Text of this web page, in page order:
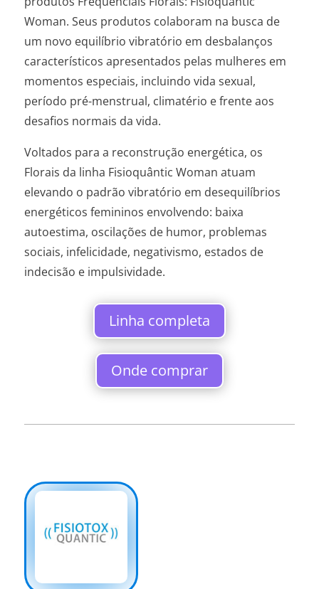
Woman. Seus produtos colaboram na busca de
um novo equilíbrio vibratório em desbalanços
característicos apresentados pelas mulheres em
momentos especiais, incluindo vida sexual,
período pré-menstrual, climatério e frente aos
desafios normais da vida.
Voltados para a reconstrução energética, os
Florais da linha Fisioquântic Woman atuam
elevando o padrão vibratório em desequilíbrios
energéticos femininos envolvendo: baixa
autoestima, oscilações de humor, problemas
sociais, infelicidade, negativismo, estados de
indecisão e impulsividade.
Linha completa
Onde comprar